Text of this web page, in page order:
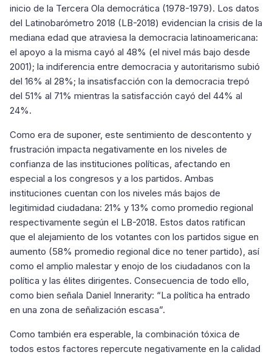
inicio de la Tercera Ola democrática (1978-1979). Los datos
del Latinobarómetro 2018 (LB-2018) evidencian la crisis de la
mediana edad que atraviesa la democracia latinoamericana:
el apoyo a la misma cayó al 48% (el nivel más bajo desde
2001); la indiferencia entre democracia y autoritarismo subió
del 16% al 28%; la insatisfacción con la democracia trepó
del 51% al 71% mientras la satisfacción cayó del 44% al
24%.
Como era de suponer, este sentimiento de descontento y
frustración impacta negativamente en los niveles de
confianza de las instituciones políticas, afectando en
especial a los congresos y a los partidos. Ambas
instituciones cuentan con los niveles más bajos de
legitimidad ciudadana: 21% y 13% como promedio regional
respectivamente según el LB-2018. Estos datos ratifican
que el alejamiento de los votantes con los partidos sigue en
aumento (58% promedio regional dice no tener partido), así
como el amplio malestar y enojo de los ciudadanos con la
política y las élites dirigentes. Consecuencia de todo ello,
como bien señala Daniel Innerarity: “La política ha entrado
en una zona de señalización escasa”.
Como también era esperable, la combinación tóxica de
todos estos factores repercute negativamente en la calidad